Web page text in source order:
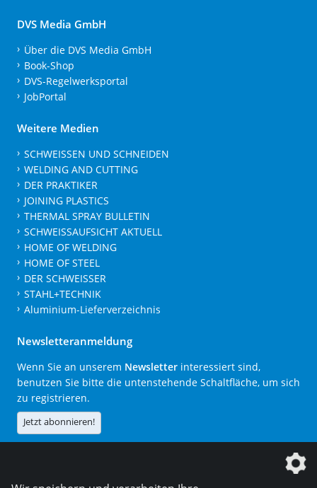
DVS Media GmbH
Über die DVS Media GmbH
Book-Shop
DVS-Regelwerksportal
JobPortal
Weitere Medien
SCHWEISSEN UND SCHNEIDEN
WELDING AND CUTTING
DER PRAKTIKER
JOINING PLASTICS
THERMAL SPRAY BULLETIN
SCHWEISSAUFSICHT AKTUELL
HOME OF WELDING
HOME OF STEEL
DER SCHWEISSER
STAHL+TECHNIK
Aluminium-Lieferverzeichnis
Newsletteranmeldung
Wenn Sie an unserem Newsletter interessiert sind,
benutzen Sie bitte die untenstehende Schaltfläche, um sich
zu registrieren.
Jetzt abonnieren!
Die DVS Media GmbH ist ein Unternehmen der